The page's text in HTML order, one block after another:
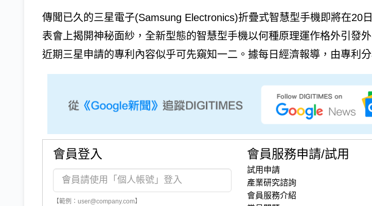
傳聞已久的三星電子(Samsung Electronics)折疊式智慧型手機即將在20
表會上揭開神秘面紗，全新型態的智慧型手機以何種原理運作格外引發
近期三星申請的專利內容似乎可先窺知一二。據每日經濟報導，由專利
會員登入
【範例：user@company.com】
會員服務申請/試用
試用申請
產業研究諮詢
會員服務介紹